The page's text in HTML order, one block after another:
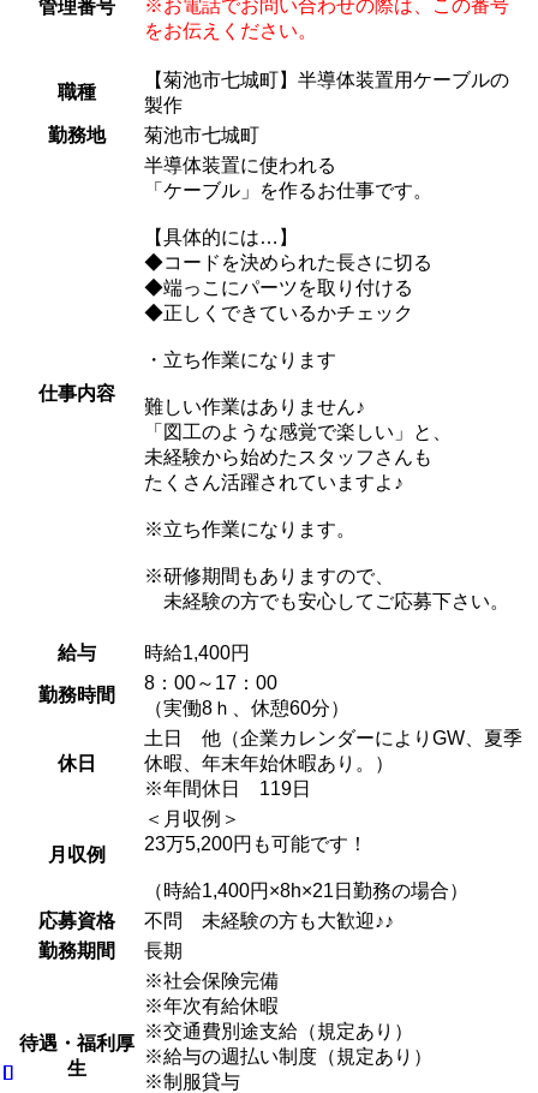
管理番号
※お電話でお問い合わせの際は、この番号
をお伝えください。
職種
【菊池市七城町】半導体装置用ケーブルの
製作
勤務地
菊池市七城町
仕事内容
半導体装置に使われる
「ケーブル」を作るお仕事です。
【具体的には…】
◆コードを決められた長さに切る
◆端っこにパーツを取り付ける
◆正しくできているかチェック
・立ち作業になります
難しい作業はありません♪
「図工のような感覚で楽しい」と、
未経験から始めたスタッフさんも
たくさん活躍されていますよ♪
※立ち作業になります。
※研修期間もありますので、
未経験の方でも安心してご応募下さい。
給与 時給1,400円
勤務時間
8：00～17：00
（実働8ｈ、休憩60分）
休日
土日 他（企業カレンダーによりGW、夏季
休暇、年末年始休暇あり。）
※年間休日 119日
月収例
＜月収例＞
23万5,200円も可能です！
（時給1,400円×8h×21日勤務の場合）
応募資格
不問 未経験の方も大歓迎♪♪
勤務期間
長期
待遇・福利厚
生
※社会保険完備
※年次有給休暇
※交通費別途支給（規定あり）
※給与の週払い制度（規定あり）
※制服貸与